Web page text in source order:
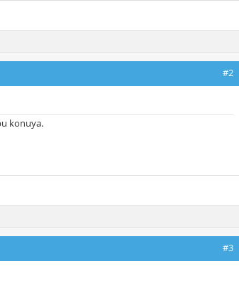
#2
konuya.
#3